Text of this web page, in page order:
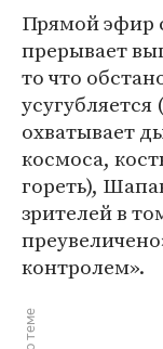
Прямой эфир
прерывает
то что
охватывает
космоса,
гореть),
зрителей в
контролем».